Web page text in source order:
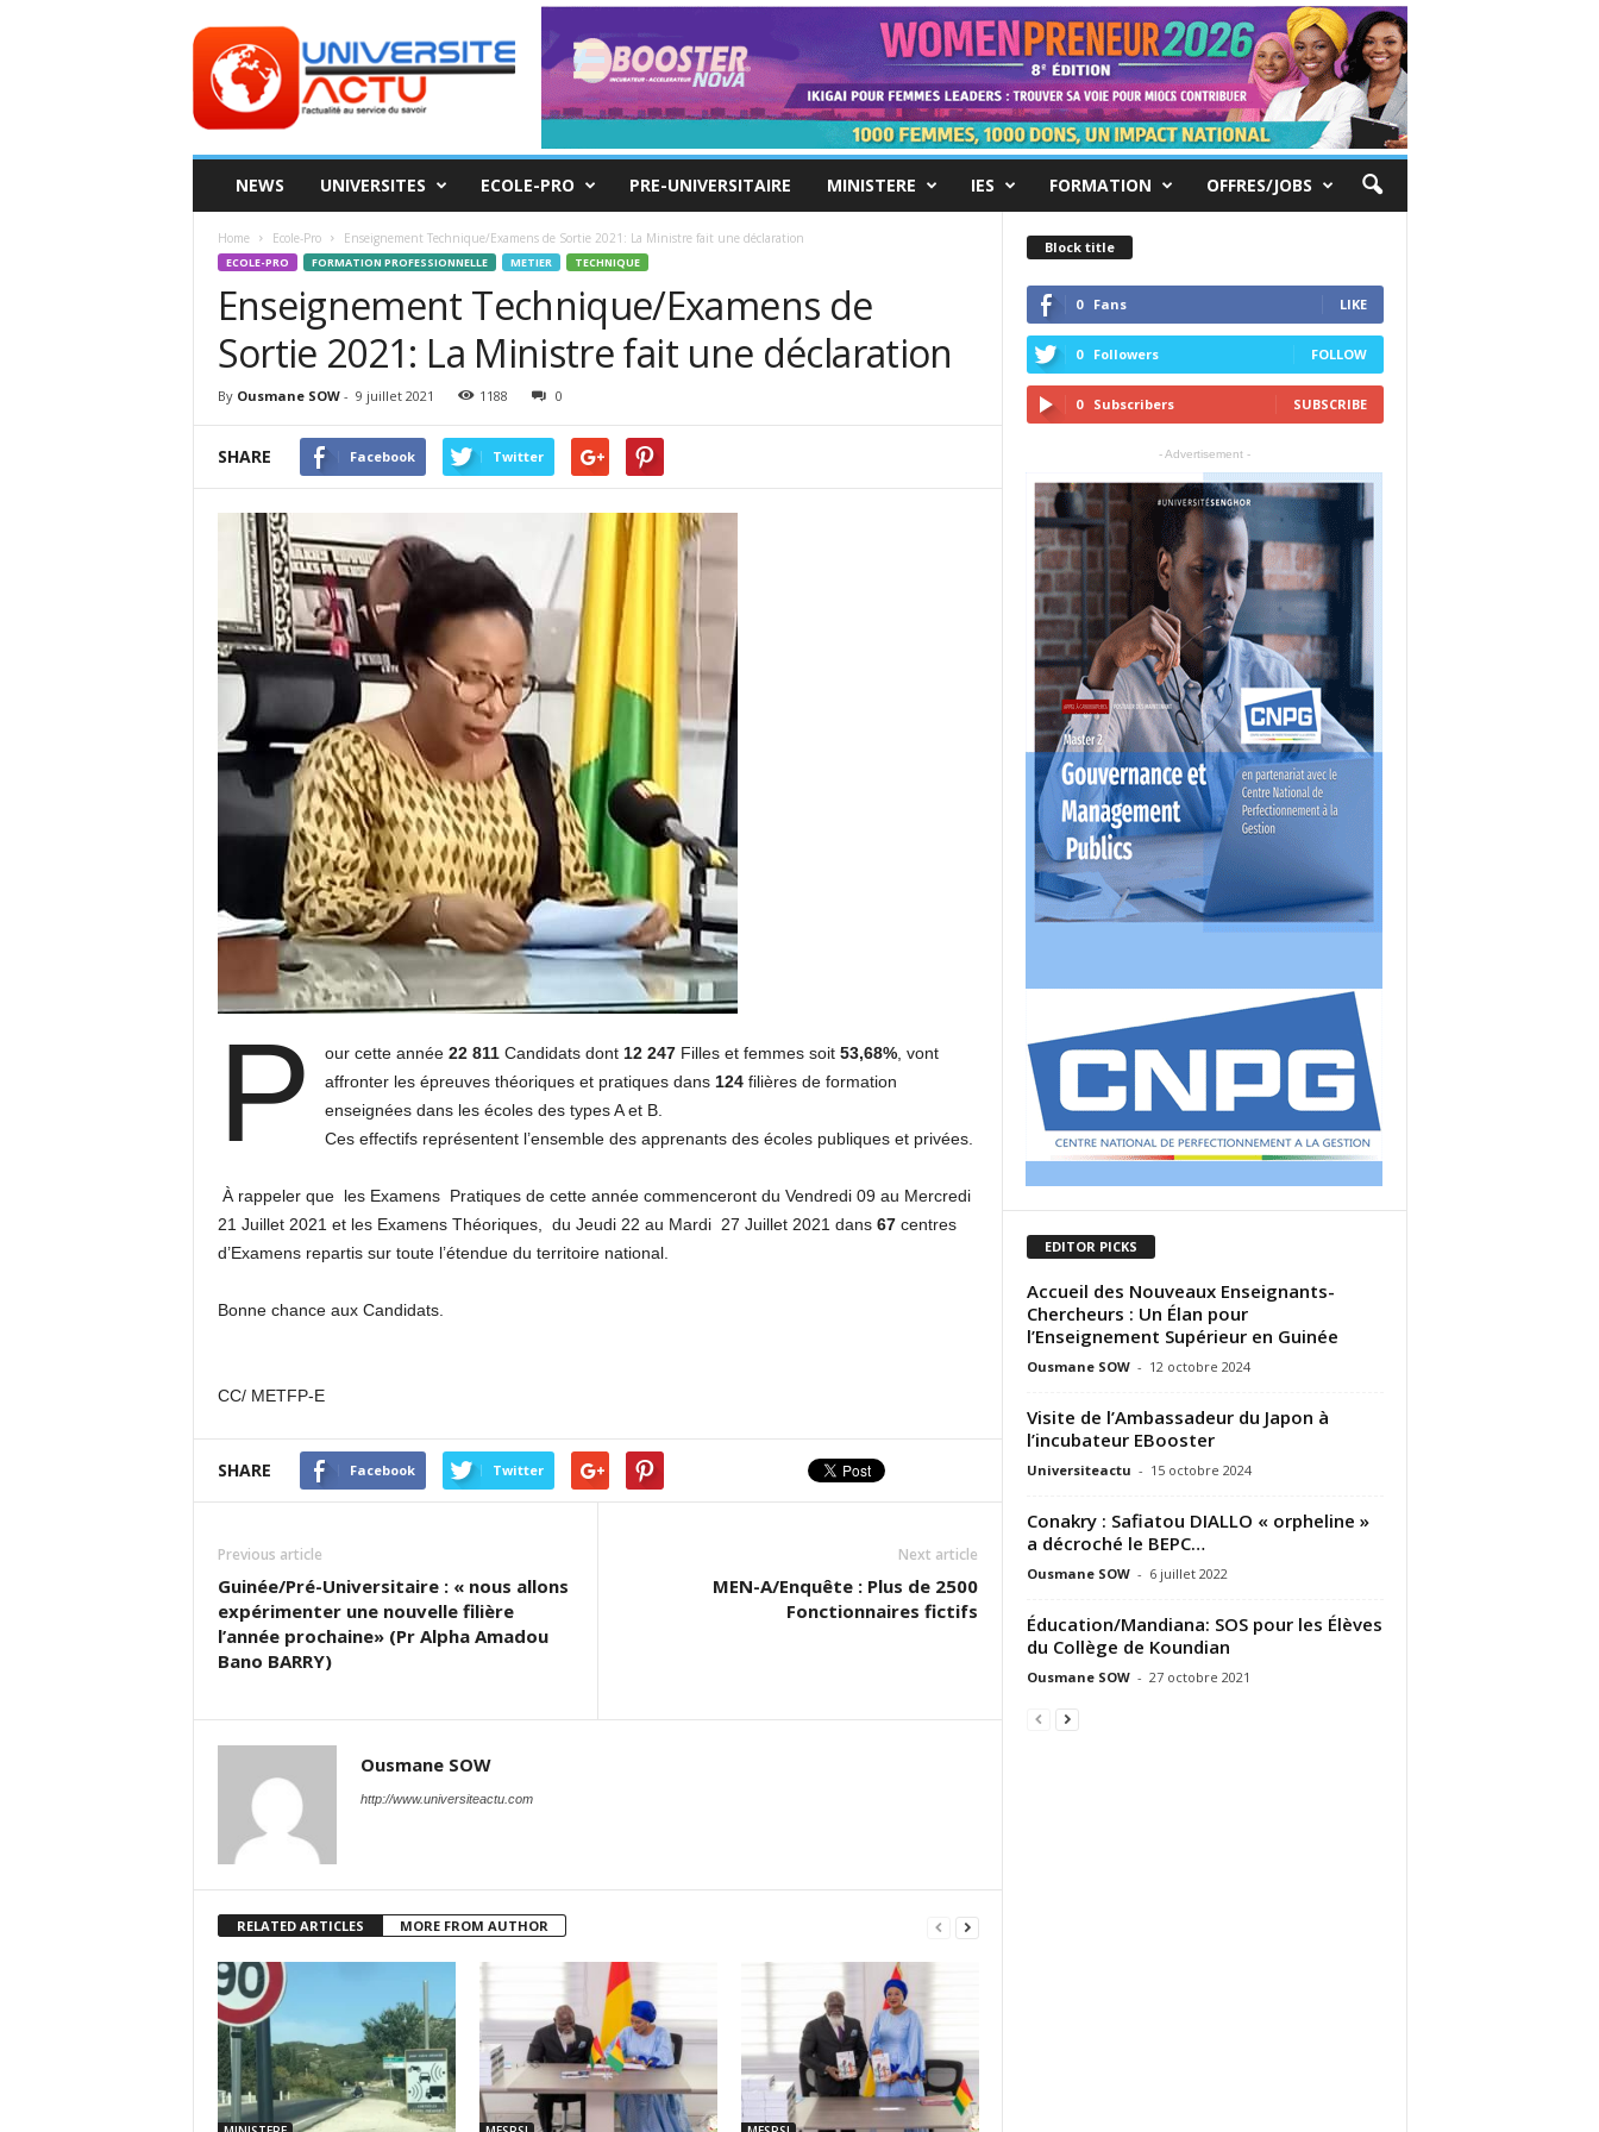
ACTU
NEWS UNIVERSITES ECOLE-PRO PRE-UNIVERSITAIRE MINISTERE IES FORMATION OFFRES/JOBS
Home Ecole-Pro Enseignement Technique/Examens de Sortie 2021: La Ministre fait une déclaration
ECOLE-PRO FORMATION PROFESSIONNELLE METIER TECHNIQUE
Enseignement Technique/Examens de
Sortie 2021: La Ministre fait une déclaration
By Ousmane SOW- 9 juillet 2021 1188 0
SHARE Facebook Twitter
P our cette année22 811 Candidats dont 12 247 Filles et femmes soit53,68% , vont
affronter les épreuves théoriques et pratiques dans 124 filières de formation
enseignées dans les écoles des types A et B.
Ces effectifs représentent l’ensemble des apprenants des écoles publiques et privées.
À rappeler que les Examens Pratiques de cette année commenceront du Vendredi 09 au Mercredi
21 Juillet 2021 et les Examens Théoriques, du Jeudi 22 au Mardi 27 Juillet 2021 dans 67 centres
d’Examens repartis sur toute l’étendue du territoire national.
Bonne chance aux Candidats.
CC/ METFP-E
SHARE Facebook Twitter
Previous article
Guinée/Pré-Universitaire : « nous allons
expérimenter une nouvelle filière
l’année prochaine» (Pr Alpha Amadou
Bano BARRY)
Next article
MEN-A/Enquête : Plus de 2500
Fonctionnaires fictifs
Ousmane SOW
http://www.universiteactu.com
RELATED ARTICLES MORE FROM AUTHOR
Block title
0 Fans LIKE
0 Followers FOLLOW
0 Subscribers SUBSCRIBE
- Advertisement -
EDITOR PICKS
Accueil des Nouveaux Enseignants-
Chercheurs : Un Élan pour
l’Enseignement Supérieur en Guinée
Ousmane SOW - 12 octobre 2024
Visite de l’Ambassadeur du Japon à
l’incubateur EBooster
Universiteactu - 15 octobre 2024
Conakry : Safiatou DIALLO « orpheline »
a décroché le BEPC…
Ousmane SOW - 6 juillet 2022
Éducation/Mandiana: SOS pour les Élèves
du Collège de Koundian
Ousmane SOW - 27 octobre 2021